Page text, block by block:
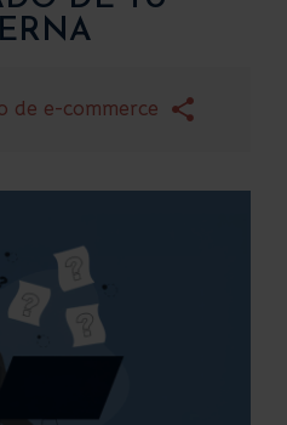
de e-commerce